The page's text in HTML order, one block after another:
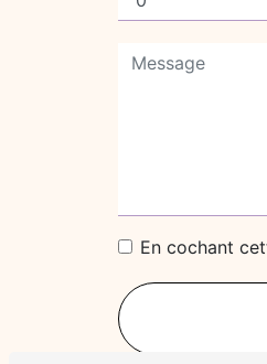
En cochant